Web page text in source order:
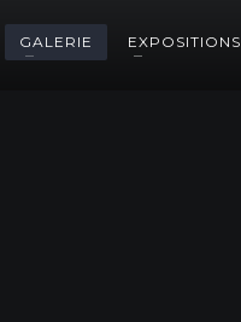
GALERIE EXPOSITIONS